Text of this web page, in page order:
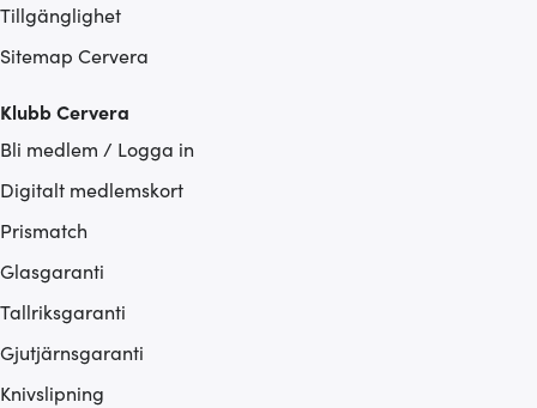
Tillgänglighet
Sitemap Cervera
Klubb Cervera
Bli medlem / Logga in
Digitalt medlemskort
Prismatch
Glasgaranti
Tallriksgaranti
Gjutjärnsgaranti
Knivslipning